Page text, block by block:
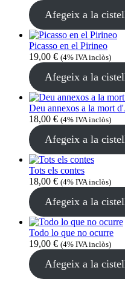
Afegeix a la
Picasso en el Pirineo
19,00 € (4% IVA inclòs)
Afegeix a la
Deu annexos a la mort
18,00 € (4% IVA inclòs)
Afegeix a la
Tots els contes
18,00 € (4% IVA inclòs)
Afegeix a la
Todo lo que no ocurre
19,00 € (4% IVA inclòs)
Afegeix a la